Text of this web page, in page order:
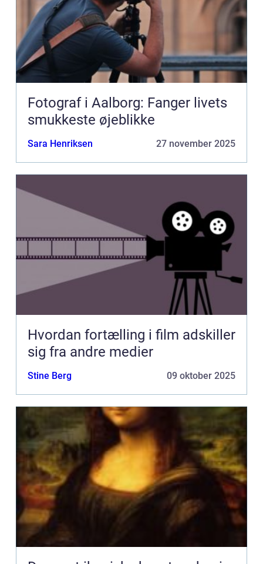
Fotograf i Aalborg: Fanger livets
smukkeste øjeblikke
Sara Henriksen 27 november 2025
Hvordan fortælling i film adskiller
sig fra andre medier
Stine Berg 09 oktober 2025